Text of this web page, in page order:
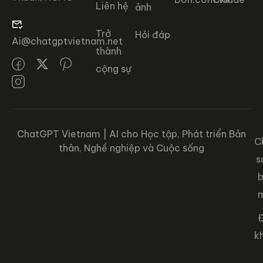
Ai@chatgptvietnam.net
Liên hệ
Trở
thành
cộng sự
ảnh
Hỏi đáp
ChatGPT Vietnam | AI cho Học tập, Phát triển Bản
thân, Nghề nghiệp và Cuộc sống